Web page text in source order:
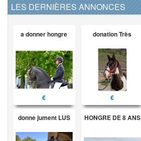
LES DERNIÈRES ANNONCES
a donner hongre
€
donation Très
€
donne jument LUS HONGRE DE 8 ANS